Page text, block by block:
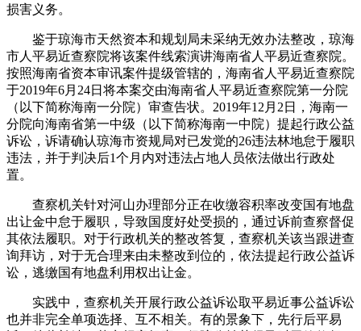
损害义务。
鉴于琼海市天然资本和规划局未采纳无效办法整改，琼海
市人平易近查察院将该案件线索演讲海南省人平易近查察院。
按照海南省资本审讯案件提级管辖的，海南省人平易近查察院
于2019年6月24日将本案交由海南省人平易近查察院第一分院
（以下简称海南一分院）审查告状。2019年12月2日，海南一
分院向海南省第一中级（以下简称海南一中院）提起行政公益
诉讼，诉请确认琼海市资规局对已发觉的26违法林地怠于履职
违法，并于判决后1个月内对违法占地人员依法做出行政处
置。
查察机关针对河山办理部分正在收缴容积率改变国有地盘
出让金中怠于履职，导致国度好处受损的，通过诉前查察督促
其依法履职。对于行政机关的整改答复，查察机关该当跟进查
询拜访，对于无合理来由未整改到位的，依法提起行政公益诉
讼，逃缴国有地盘利用权出让金。
实践中，查察机关开展行政公益诉讼取平易近事公益诉讼
也并非完全单项选择、互不相关。有的景象下，先行后平易